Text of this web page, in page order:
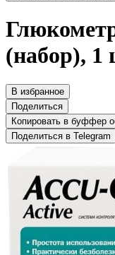
(набор), 1
В избранное
Поделиться
Копировать в буффер
Поделиться в Telegram